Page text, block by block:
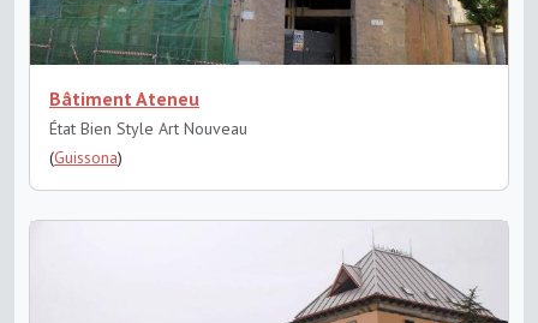
Bâtiment Ateneu
État Bien Style Art Nouveau
(Guissona)